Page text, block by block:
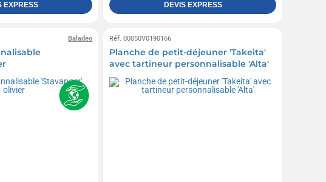
EXPRESS DEVIS EXPRESS
Baladeo Réf. 00050V0190166
Planche de petit-déjeuner 'Takeita'
avec tartineur personnalisable 'Alta'